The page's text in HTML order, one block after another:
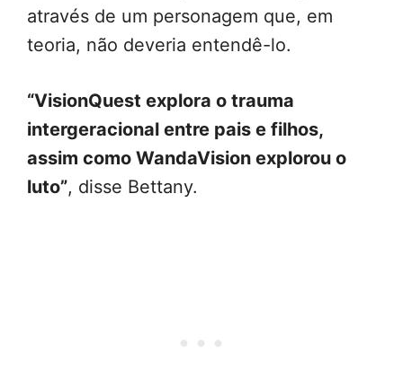
através de um personagem que, em
teoria, não deveria entendê-lo.
“VisionQuest explora o trauma
intergeracional entre pais e filhos,
assim como WandaVision explorou o
luto”, disse Bettany.